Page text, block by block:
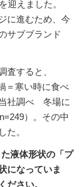
迎えました。
に進むため、今
サブブランド
査すると、
＝寒い時に食べ
社調べ 冬場に
）。その中
た。
液体形状の「プ
になっていま
ださい。